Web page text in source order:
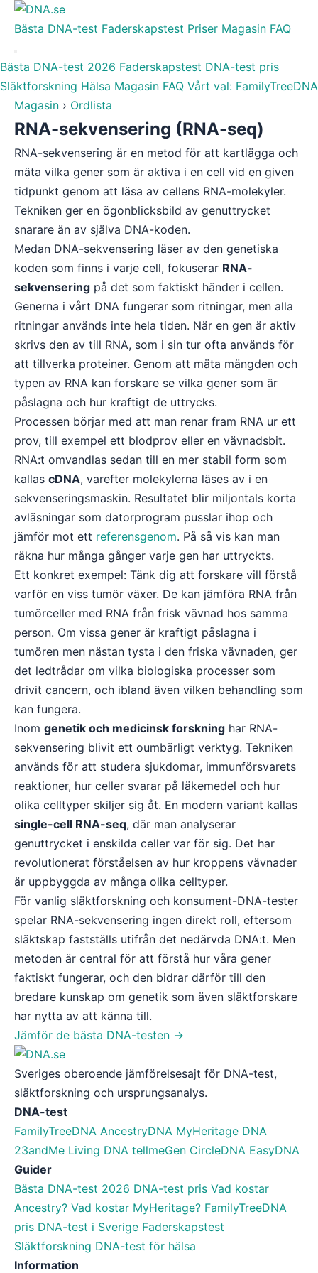
Bästa DNA-test Faderskapstest Priser Magasin FAQ
Bästa DNA-test 2026 Faderskapstest DNA-test pris
Släktforskning Hälsa Magasin FAQ Vårt val: FamilyTreeDNA
Magasin › Ordlista
RNA-sekvensering (RNA-seq)
RNA-sekvensering är en metod för att kartlägga och
mäta vilka gener som är aktiva i en cell vid en given
tidpunkt genom att läsa av cellens RNA-molekyler.
Tekniken ger en ögonblicksbild av genuttrycket
snarare än av själva DNA-koden.
Medan DNA-sekvensering läser av den genetiska
koden som finns i varje cell, fokuserar RNA-
sekvensering på det som faktiskt händer i cellen.
Generna i vårt DNA fungerar som ritningar, men alla
ritningar används inte hela tiden. När en gen är aktiv
skrivs den av till RNA, som i sin tur ofta används för
att tillverka proteiner. Genom att mäta mängden och
typen av RNA kan forskare se vilka gener som är
påslagna och hur kraftigt de uttrycks.
Processen börjar med att man renar fram RNA ur ett
prov, till exempel ett blodprov eller en vävnadsbit.
RNA:t omvandlas sedan till en mer stabil form som
kallas cDNA, varefter molekylerna läses av i en
sekvenseringsmaskin. Resultatet blir miljontals korta
avläsningar som datorprogram pusslar ihop och
jämför mot ett referensgenom. På så vis kan man
räkna hur många gånger varje gen har uttryckts.
Ett konkret exempel: Tänk dig att forskare vill förstå
varför en viss tumör växer. De kan jämföra RNA från
tumörceller med RNA från frisk vävnad hos samma
person. Om vissa gener är kraftigt påslagna i
tumören men nästan tysta i den friska vävnaden, ger
det ledtrådar om vilka biologiska processer som
drivit cancern, och ibland även vilken behandling som
kan fungera.
Inom genetik och medicinsk forskning har RNA-
sekvensering blivit ett oumbärligt verktyg. Tekniken
används för att studera sjukdomar, immunförsvarets
reaktioner, hur celler svarar på läkemedel och hur
olika celltyper skiljer sig åt. En modern variant kallas
single-cell RNA-seq, där man analyserar
genuttrycket i enskilda celler var för sig. Det har
revolutionerat förståelsen av hur kroppens vävnader
är uppbyggda av många olika celltyper.
För vanlig släktforskning och konsument-DNA-tester
spelar RNA-sekvensering ingen direkt roll, eftersom
släktskap fastställs utifrån det nedärvda DNA:t. Men
metoden är central för att förstå hur våra gener
faktiskt fungerar, och den bidrar därför till den
bredare kunskap om genetik som även släktforskare
har nytta av att känna till.
Jämför de bästa DNA-testen →
Sveriges oberoende jämförelsesajt för DNA-test,
släktforskning och ursprungsanalys.
DNA-test
FamilyTreeDNA AncestryDNA MyHeritage DNA
23andMe Living DNA tellmeGen CircleDNA EasyDNA
Guider
Bästa DNA-test 2026 DNA-test pris Vad kostar
Ancestry? Vad kostar MyHeritage? FamilyTreeDNA
pris DNA-test i Sverige Faderskapstest
Släktforskning DNA-test för hälsa
Information